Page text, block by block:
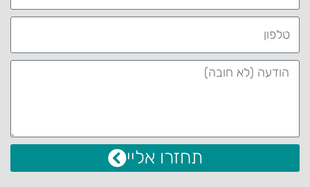
תחזרו אליי